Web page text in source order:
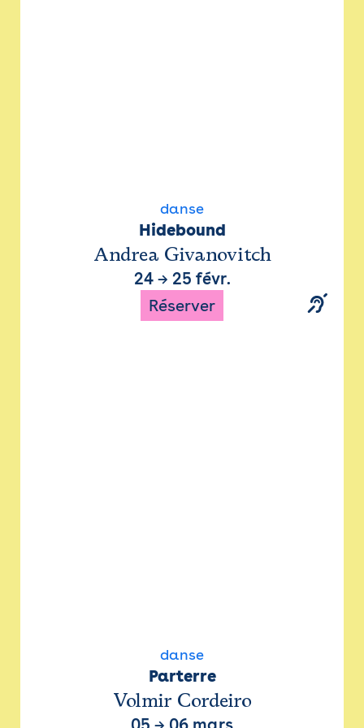
danse
Hidebound
Andrea Givanovitch
24→ 25 févr.
Réserver
danse
Parterre
Volmir Cordeiro